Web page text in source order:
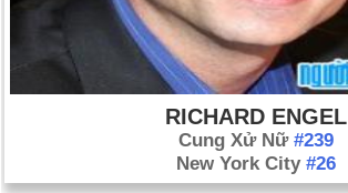
RICHARD ENGEL
Cung Xử Nữ #239
New York City #26